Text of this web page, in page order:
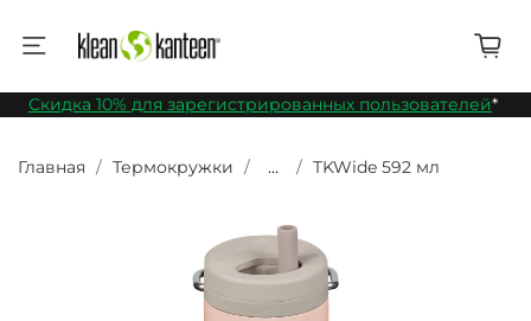
Скидка 10% для зарегистрированных пользователей*
Главная Термокружки ... TKWide 592 мл